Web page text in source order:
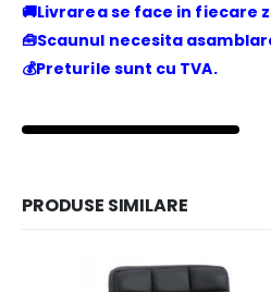
🚚Livrarea se face in fiecare
🧰Scaunul necesita
💰Preturile sunt cu TVA.
PRODUSE SIMILARE